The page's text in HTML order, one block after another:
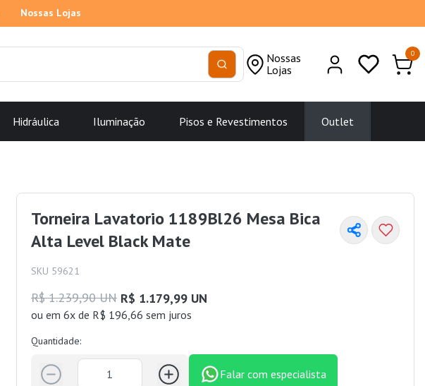
Nossas Lojas
Nossas
Lojas
0
Hidráulica Iluminação Pisos e Revestimentos Outlet
Torneira Lavatorio 1189Bl26 Mesa Bica
Alta Level Black Mate
SKU 59621
R$ 1.239,90 UN R$ 1.179,99 UN
ou em 6x de R$ 196,66 sem juros
Quantidade:
Falar com especialista